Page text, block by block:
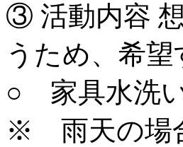
③ 活動内容
うため、希
○ 家具水洗
※ 雨天の場